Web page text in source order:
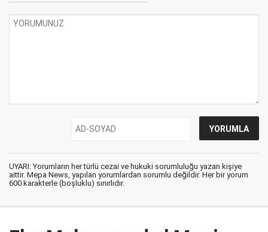
UYARI: Yorumların her türlü cezai ve hukuki sorumluluğu yazan kişiye
aittir. Mepa News, yapılan yorumlardan sorumlu değildir. Her bir yorum
600 karakterle (boşluklu) sınırlıdır.